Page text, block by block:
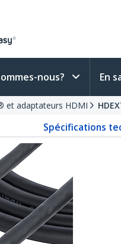
nous? En
et adaptateurs HDMI
Spécifications